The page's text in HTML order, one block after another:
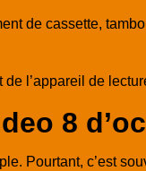
de cassette,
l’appareil de
8
Pourtant, c’est